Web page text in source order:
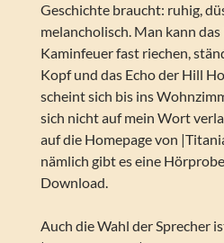
Geschichte braucht: ruhig,
melancholisch. Man kann
Kaminfeuer fast riechen,
Kopf und das Echo der Hill
scheint sich bis ins
sich nicht auf mein Wort
auf die Homepage von
nämlich gibt es eine
Download.
Auch die Wahl der Sprecher